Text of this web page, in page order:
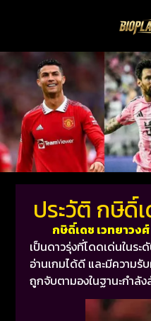
ประวัติ กษิดิ์
กษิดิ์เดช เวทยาวงศ์
เป็นดาวรุ่งที่โดดเด่นในร
อ่านเกมได้ดี และมีความ
ถูกจับตามองในฐานะกำลั